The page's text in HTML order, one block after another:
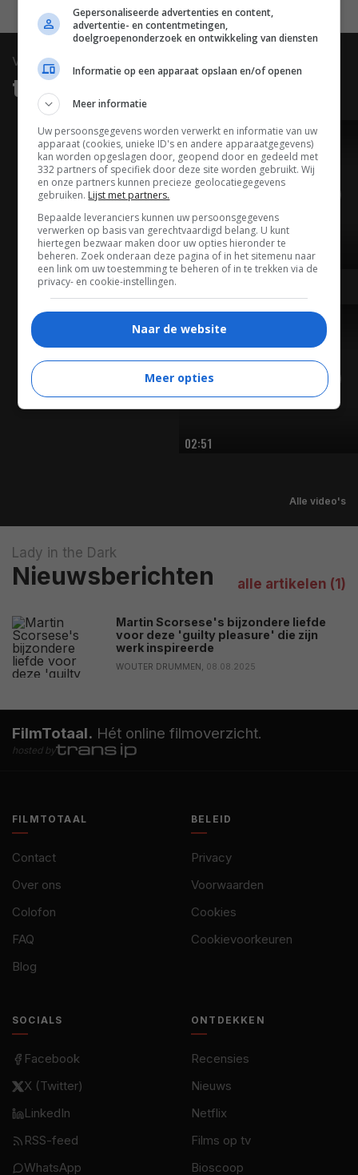
video
trailers & clips
02:51
TRAILER
02:51
Alle video's
alle artikelen (1)
Lady in the Dark
Nieuwsberichten
Martin Scorsese's bijzondere liefde
voor deze 'guilty pleasure' die zijn
werk inspireerde
WOUTER DRUMMEN, 08.08.2025
FilmTotaal. Hét online filmoverzicht.
hosted by
FILMTOTAAL
Contact
Over ons
Colofon
FAQ
Blog
BELEID
Privacy
Voorwaarden
Cookies
Cookievoorkeuren
SOCIALS
Facebook
X (Twitter)
LinkedIn
RSS-feed
WhatsApp
ONTDEKKEN
Recensies
Nieuws
Netflix
Films op tv
Bioscoop
Gepersonaliseerde advertenties en content,
advertentie- en contentmetingen,
doelgroepenonderzoek en ontwikkeling van diensten
Informatie op een apparaat opslaan en/of openen
Meer informatie
Uw persoonsgegevens worden verwerkt en informatie van uw
apparaat (cookies, unieke ID's en andere apparaatgegevens)
kan worden opgeslagen door, geopend door en gedeeld met
332 partners of specifiek door deze site worden gebruikt. Wij
en onze partners kunnen precieze geolocatiegegevens
gebruiken. Lijst met partners.
Bepaalde leveranciers kunnen uw persoonsgegevens
verwerken op basis van gerechtvaardigd belang. U kunt
hiertegen bezwaar maken door uw opties hieronder te
beheren. Zoek onderaan deze pagina of in het sitemenu naar
een link om uw toestemming te beheren of in te trekken via de
privacy- en cookie-instellingen.
Naar de website
Meer opties